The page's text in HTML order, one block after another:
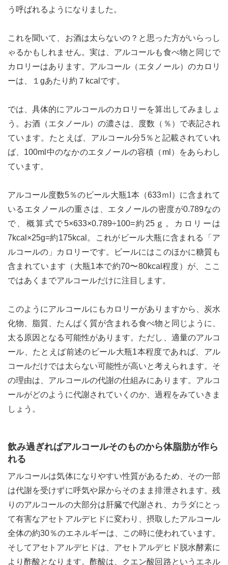
ノミスタイル] 公式twitterペ
エノミスタイル] 公式facebookペ
style[イエノミスタイル] 公式
う呼ばれるようになりました。
これを聞いて、お酒は太らないの？と思った方がいらっし
ゃるかもしれません。実は、アルコールも食べ物と同じで
カロリーはあります。アルコール（エタノール）のカロリ
ーは、１gあたり約７kcalです。
では、具体的にアルコールのカロリーを算出してみましょ
う。お酒（エタノール）の濃さは、度数（％）で表記され
ています。たとえば、アルコール分5％と記載されていれ
ば、100ml中のなかのエタノールの容積（ml）をあらわし
ています。
アルコール度数5％のビール大瓶1本（633ｍl）に含まれて
いるエタノールの重さは、エタノールの密度が0.789なの
で、概算式で5×633×0.789÷100=約25ｇ。カロリーは
7kcal×25g=約175kcal。これがビール大瓶に含まれる「ア
ルコールの」カロリーです。ビールにはこのほかに糖質も
含まれています（大瓶1本で約70〜80kcal程度）が、ここ
ではあくまでアルコールだけに注目します。
このようにアルコールにもカロリーがありますから、炭水
化物、脂質、たんぱく質が含まれる食べ物と同じように、
太る原因となる可能性があります。ただし、適量のアルコ
ール、たとえば前述のビール大瓶1本程度であれば、アル
コールだけでは太らない可能性が高いと考えられます。そ
の理由は、アルコールの代謝の仕組みにあります。アルコ
ールがどのように代謝されていくのか、過程をみていきま
しょう。
飲み過ぎればアルコールそのものから体脂肪が作ら
れる
アルコールは気体になりやすい性質があるため、その一部
は代謝を受けずに呼気や尿からそのまま排泄されます。残
りのアルコールの大部分は肝臓で代謝され、カラダにとっ
て有害なアセトアルデヒドに変わり、摂取したアルコール
全体の約30％のエネルギーは、この時に使われています。
そしてアセトアルデヒドは、アセトアルデヒド脱水酵素に
より酢酸となります。酢酸は、クエン酸回路というエネル